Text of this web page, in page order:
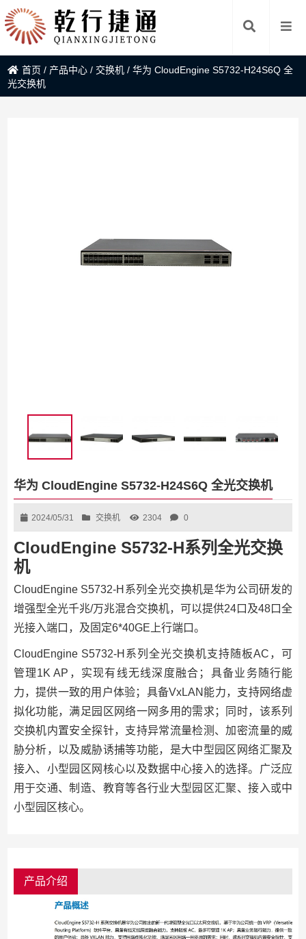
首页 / 产品中心 / 交换机 /华为 CloudEngine S5732-H24S6Q 全
光交换机
华为 CloudEngine S5732-H24S6Q 全光交换机
2024/05/31 交换机 2304 0
CloudEngine S5732-H系列全光交换
机
CloudEngine S5732-H系列全光交换机是华为公司研发的
增强型全光千兆/万兆混合交换机，可以提供24口及48口全
光接入端口，及固定6*40GE上行端口。
CloudEngine S5732-H系列全光交换机支持随板AC，可
管理1K AP，实现有线无线深度融合；具备业务随行能
力，提供一致的用户体验；具备VxLAN能力，支持网络虚
拟化功能，满足园区网络一网多用的需求；同时，该系列
交换机内置安全探针，支持异常流量检测、加密流量的威
胁分析，以及威胁诱捕等功能，是大中型园区网络汇聚及
接入、小型园区网核心以及数据中心接入的选择。广泛应
用于交通、制造、教育等各行业大型园区汇聚、接入或中
小型园区核心。
产品介绍